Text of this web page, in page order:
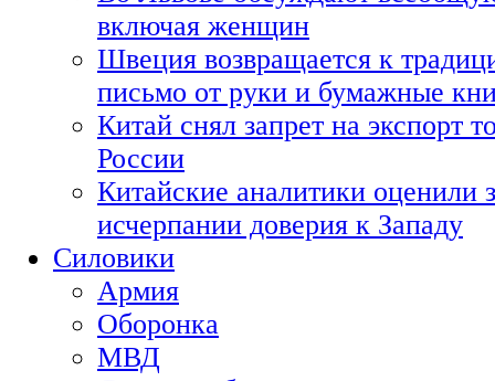
включая женщин
Швеция возвращается к
письмо от руки и бумажные
Китай снял запрет на экспорт
России
Китайские аналитики оценили
исчерпании доверия к Западу
Силовики
Армия
Оборонка
МВД